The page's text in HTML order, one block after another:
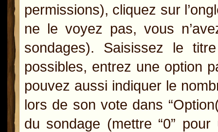
permissions), cliquez sur
ne le voyez pas, vous
sondages). Saisissez le
possibles, entrez une option
pouvez aussi indiquer le
lors de son vote dans
du sondage (mettre “0”